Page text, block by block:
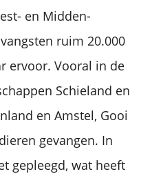
en Midden-
ruim 20.000
ervoor. Vooral in de
Schieland en
en Amstel, Gooi
gevangen. In
gepleegd, wat heeft